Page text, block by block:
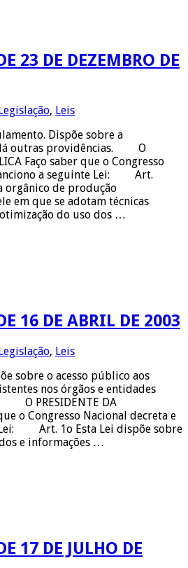
23 DE DEZEMBRO DE
, Leis
Dispõe sobre a
outras providências. O
Faço saber que o Congresso
a seguinte Lei: Art.
orgânico de produção
em que se adotam técnicas
do uso dos …
16 DE ABRIL DE 2003
, Leis
sobre o acesso público aos
nos órgãos e entidades
O PRESIDENTE DA
o Congresso Nacional decreta e
Lei: Art. 1o Esta Lei dispõe sobre
e informações …
17 DE JULHO DE